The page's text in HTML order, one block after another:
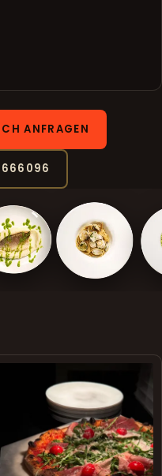
ANFRAGEN